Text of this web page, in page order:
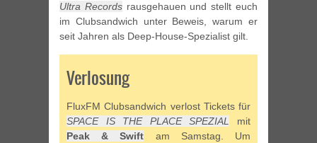
Ultra Recordsrausgehauen und stellt euch
im Clubsandwich unter Beweis, warum er
seit Jahren als Deep-House-Spezialist gilt.
Verlosung
FluxFM Clubsandwich verlost Tickets für
SPACE IS THE PLACE SPEZIAL
mit
Peak & Swift am Samstag. Um